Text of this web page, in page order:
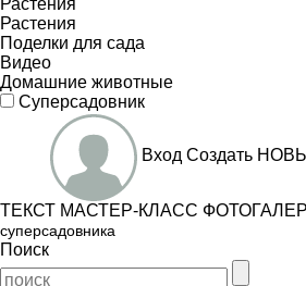
Растения
Растения
Поделки для сада
Видео
Домашние животные
Суперсадовник
Вход Создать
ТЕКСТ МАСТЕР-КЛАСС
суперсадовника
Поиск